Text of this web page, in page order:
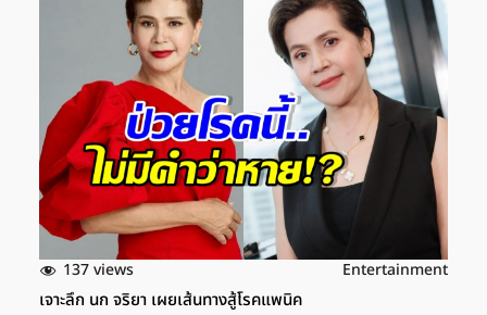
137 views Entertainment
เจาะลึก นก จริยา เผยเส้นทางสู้โรคแพนิค